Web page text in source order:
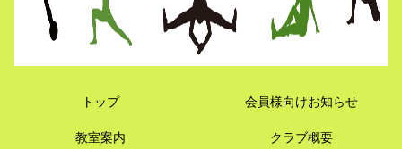
トップ 会員様向けお知らせ
教室案内 クラブ概要